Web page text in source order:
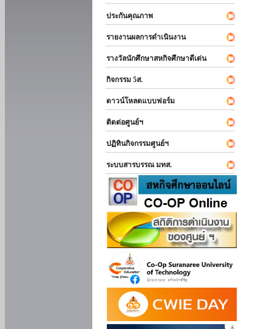
ประกันคุณภาพ
รายงานผลการดำเนินงาน
รางวัลนักศึกษาสหกิจศึกษาดีเด่น
กิจกรรม 5ส.
ดาวน์โหลดแบบฟอร์ม
ติดต่อศูนย์ฯ
ปฏิทินกิจกรรมศูนย์ฯ
ระบบสารบรรณ มทส.